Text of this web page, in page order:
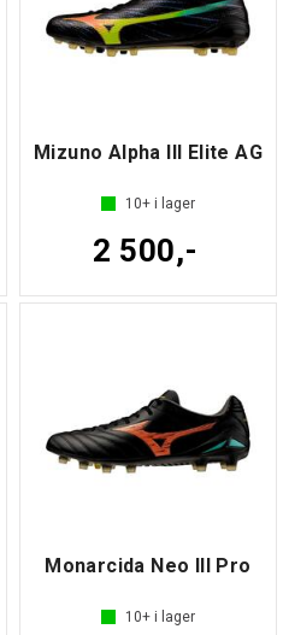
Mizuno Alpha III Elite AG
10+ i lager
2 500,-
Monarcida Neo III Pro
10+ i lager